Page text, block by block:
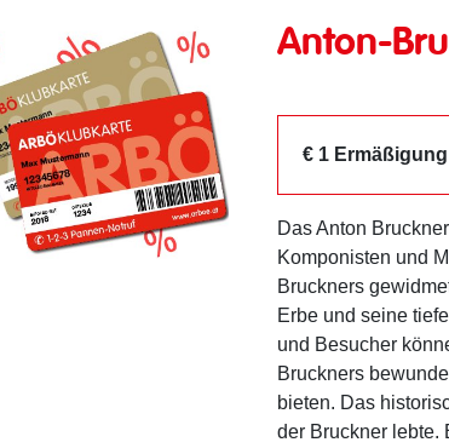
Anton-
€ 1
Das Anton
Komponisten und
Bruckners
Erbe und seine
und Besucher
Bruckners
bieten. Das
der Bruckner lebte.